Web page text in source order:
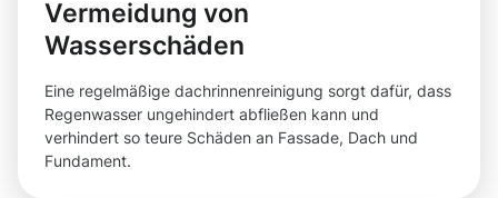
Vermeidung von
Wasserschäden
Eine regelmäßige dachrinnenreinigung sorgt dafür, dass
Regenwasser ungehindert abfließen kann und
verhindert so teure Schäden an Fassade, Dach und
Fundament.